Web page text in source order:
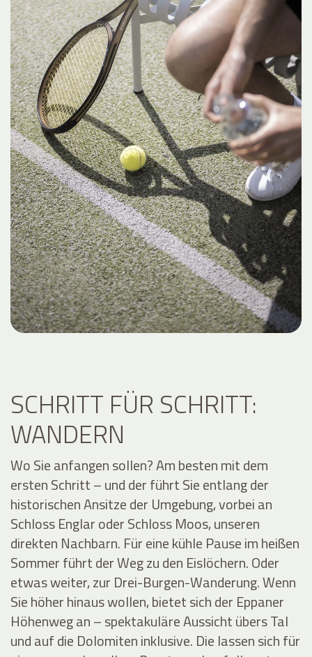
SCHRITT FÜR SCHRITT:
WANDERN
Wo Sie anfangen sollen? Am besten mit dem
ersten Schritt – und der führt Sie entlang der
historischen Ansitze der Umgebung, vorbei an
Schloss Englar oder Schloss Moos, unseren
direkten Nachbarn. Für eine kühle Pause im heißen
Sommer führt der Weg zu den Eislöchern. Oder
etwas weiter, zur Drei-Burgen-Wanderung. Wenn
Sie höher hinaus wollen, bietet sich der Eppaner
Höhenweg an – spektakuläre Aussicht übers Tal
und auf die Dolomiten inklusive. Die lassen sich für